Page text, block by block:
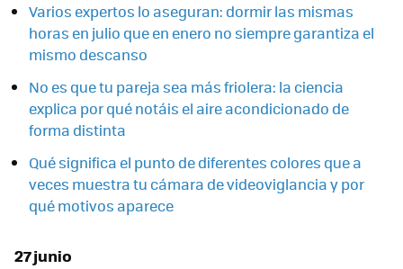
Varios expertos lo aseguran: dormir las mismas
horas en julio que en enero no siempre garantiza el
mismo descanso
No es que tu pareja sea más friolera: la ciencia
explica por qué notáis el aire acondicionado de
forma distinta
Qué significa el punto de diferentes colores que a
veces muestra tu cámara de videoviglancia y por
qué motivos aparece
27 junio